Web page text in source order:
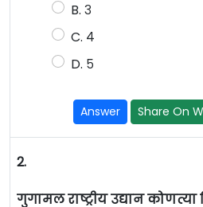
B. ३
C. ४
D. ५
Answer Share On
2.
गुगामल राष्ट्रीय उद्यान